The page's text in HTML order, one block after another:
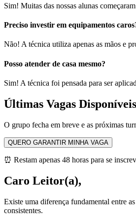
Sim! Muitas das nossas alunas
Preciso investir em equipamentos
Não! A técnica utiliza apenas as mãos e
Posso atender de casa mesmo?
Sim! A técnica foi pensada para ser
Últimas Vagas
O grupo fecha em breve e as próximas
QUERO GARANTIR MINHA VAGA
⏰ Restam apenas 48 horas para se
Caro Leitor(a),
Existe uma diferença fundamental entre
consistentes.